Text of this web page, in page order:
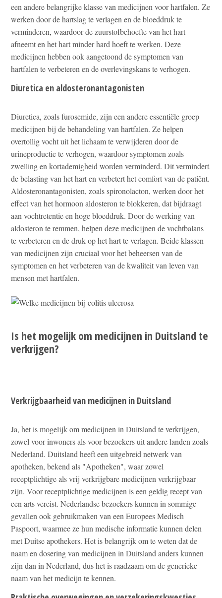
een andere belangrijke klasse van medicijnen voor hartfalen. Ze
werken door de hartslag te verlagen en de bloeddruk te
verminderen, waardoor de zuurstofbehoefte van het hart
afneemt en het hart minder hard hoeft te werken. Deze
medicijnen hebben ook aangetoond de symptomen van
hartfalen te verbeteren en de overlevingskans te verhogen.
Diuretica en aldosteronantagonisten
Diuretica, zoals furosemide, zijn een andere essentiële groep
medicijnen bij de behandeling van hartfalen. Ze helpen
overtollig vocht uit het lichaam te verwijderen door de
urineproductie te verhogen, waardoor symptomen zoals
zwelling en kortademigheid worden verminderd. Dit vermindert
de belasting van het hart en verbetert het comfort van de patiënt.
Aldosteronantagonisten, zoals spironolacton, werken door het
effect van het hormoon aldosteron te blokkeren, dat bijdraagt
aan vochtretentie en hoge bloeddruk. Door de werking van
aldosteron te remmen, helpen deze medicijnen de vochtbalans
te verbeteren en de druk op het hart te verlagen. Beide klassen
van medicijnen zijn cruciaal voor het beheersen van de
symptomen en het verbeteren van de kwaliteit van leven van
mensen met hartfalen.
Is het mogelijk om medicijnen in Duitsland te
verkrijgen?
Verkrijgbaarheid van medicijnen in Duitsland
Ja, het is mogelijk om medicijnen in Duitsland te verkrijgen,
zowel voor inwoners als voor bezoekers uit andere landen zoals
Nederland. Duitsland heeft een uitgebreid netwerk van
apotheken, bekend als "Apotheken", waar zowel
receptplichtige als vrij verkrijgbare medicijnen verkrijgbaar
zijn. Voor receptplichtige medicijnen is een geldig recept van
een arts vereist. Nederlandse bezoekers kunnen in sommige
gevallen ook gebruikmaken van een Europees Medisch
Paspoort, waarmee ze hun medische informatie kunnen delen
met Duitse apothekers. Het is belangrijk om te weten dat de
naam en dosering van medicijnen in Duitsland anders kunnen
zijn dan in Nederland, dus het is raadzaam om de generieke
naam van het medicijn te kennen.